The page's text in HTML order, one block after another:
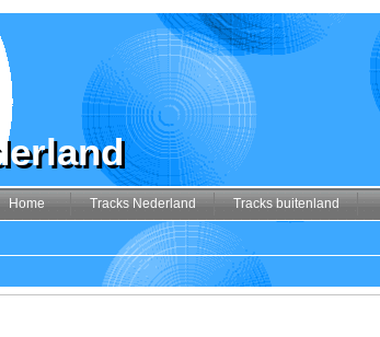
Home Tracks Nederland Tracks buitenland